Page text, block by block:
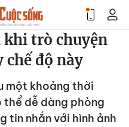
trò chuyện
chế độ này
một khoảng thời
thể dễ dàng phòng
tin nhắn với hình ảnh